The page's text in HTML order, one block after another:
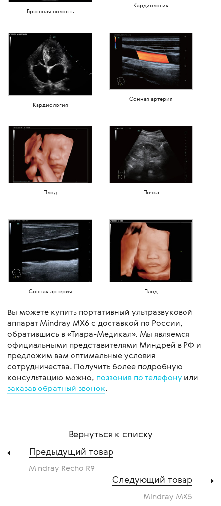
Брюшная полость
Кардиология
Кардиология
Сонная артерия
Плод Почка
Сонная артерия Плод
Вы можете купить портативный ультразвуковой
аппарат Mindray MX6 с доставкой по России,
обратившись в «Тиара-Медикал». Мы являемся
официальными представителями Миндрей в РФ и
предложим вам оптимальные условия
сотрудничества. Получить более подробную
консультацию можно, позвонив по телефону или
заказав обратный звонок.
Вернуться к списку
Предыдущий товар
Mindray Recho R9
Следующий товар
Mindray MX5